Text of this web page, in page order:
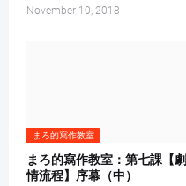
November 10, 2018
まろ的寫作教室
まろ的寫作教室：第七課【劇
情流程】序幕（中）